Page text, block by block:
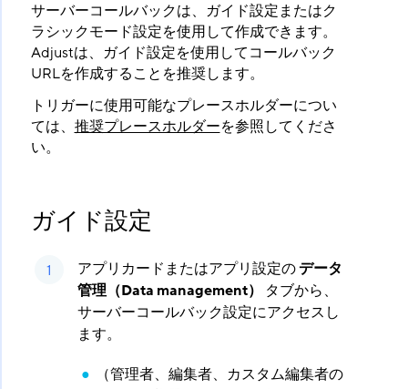
サーバーコールバックは、ガイド設定またはク
ラシックモード設定を使用して作成できます。
Adjustは、ガイド設定を使用してコールバック
URLを作成することを推奨します。
トリガーに使用可能なプレースホルダーについ
ては、 推奨プレースホルダーを参照してくださ
い。
ガイド設定
アプリカードまたはアプリ設定のデータ
管理（Data management）
​ タブから、
サーバーコールバック設定にアクセスし
ます。
（管理者、編集者、カスタム編集者の